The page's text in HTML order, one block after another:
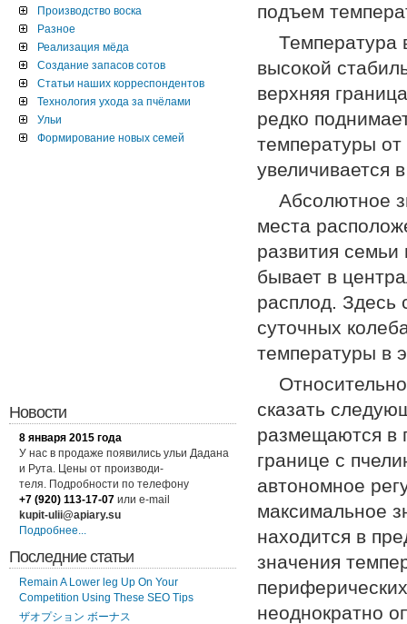
подъем
Температура
высокой
верхняя
редко
температуры от
увеличивается
Абсолютное
места
развития
бывает в
расплод. Здесь
суточных
температуры в
сказать
размещаются в
границе с
автономное
максимальное
находится в
значения
неоднократно
Производство воска
Разное
Реализация мёда
Создание запасов сотов
Статьи наших корреспондентов
Технология ухода за пчёлами
Ульи
Формирование новых семей
Новости
8 января 2015 года
У нас в продаже появились ульи Дадана
и Рута. Цены от производи-
теля. Подробности по телефону
+7 (920) 113-17-07 или e-mail
kupit-ulii@apiary.su
Подробнее...
Последние статьи
Remain A Lower leg Up On Your
Competition Using These SEO Tips
ザオプション ボーナス